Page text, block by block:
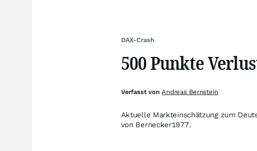
DAX-Crash
500 Punkte
Aktuelle Markteinschätzung zum
von Bernecker1977.
Verfasst von Andreas Bernstein